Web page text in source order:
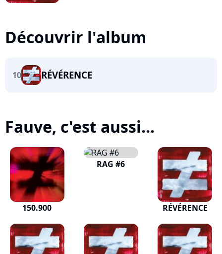
Découvrir l'album
10 RÉVÉRENCE
Fauve, c'est aussi...
150.900
RAG #6
RÉVÉRENCE